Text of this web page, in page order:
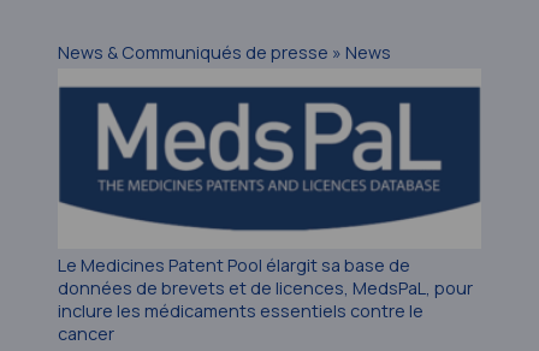
News & Communiqués de presse » News
Le Medicines Patent Pool élargit sa base de
données de brevets et de licences, MedsPaL, pour
inclure les médicaments essentiels contre le
cancer